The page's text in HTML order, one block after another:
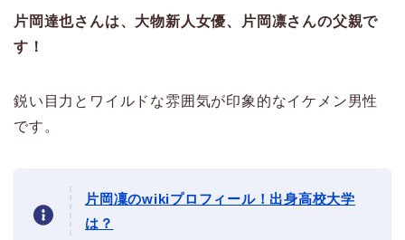
片岡達也さんは、大物新人女優、片岡凛さんの父親で
す！
鋭い目力とワイルドな雰囲気が印象的なイケメン男性
です。
片岡凜のwikiプロフィール！出身高校大学
は？